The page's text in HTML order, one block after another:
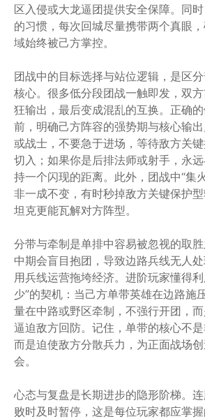
区入侵或大龙逼团提供安全保障。同
的习惯，每次回城尽量携带两个真眼
域始终被己方掌控。
团战中的目标选择与站位逻辑，是区
核心。很多低分段团战一触即发，双
狂输出，最后变成混乱的互换。正确
前，明确己方阵容的强势期与核心输
或战士，不要急于进场，等待敌方关
切入；如果你是后排法师或射手，永
持一个闪现的距离。此外，团战中“集
非一成不变，有时秒掉敌方关键保护
坦克更能瓦解对方阵型。
分带与牵制是单排中容易被忽视的取
中期会盲目抱团，导致边路兵线无人
用兵线运营拖垮经济。进阶玩家懂得
少”的契机：当己方单带英雄在边路施
量在中路或野区牵制，不强行开团，
逼迫敌方回防。记住，单带的核心不是
而是迫使敌方分散兵力，为正面战场
会。
心态与复盘是长期进步的隐形阶梯。
败时及时暂停，这是每位玩家都应掌